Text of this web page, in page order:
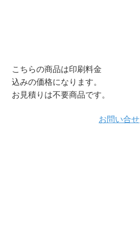
こちらの商品は印刷料金
込みの価格になります。
お見積りは不要商品です。
お問い合せ